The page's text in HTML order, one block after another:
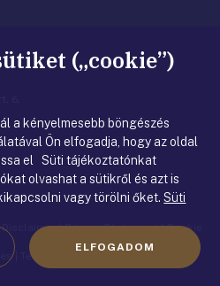
6.
Disclaimer|Privacy Statement|Cookie
| Terms of use
(„cookie”)
a kényelmesebb böngészés
Ön elfogadja, hogy az oldal
el Süti tájékoztatónkat
olvashat a sütikről és azt is
vagy törölni őket.Süti
ELFOGADOM